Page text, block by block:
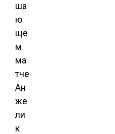
ша
ю
ще
м
ма
тче
Ан
же
ли
к